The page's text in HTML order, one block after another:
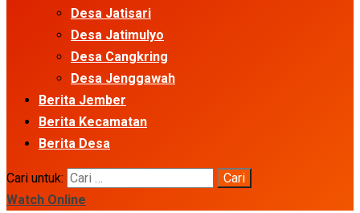
Desa Jatisari
Desa Jatimulyo
Desa Cangkring
Desa Jenggawah
Berita Jember
Berita Kecamatan
Berita Desa
Cari untuk:
Watch Online